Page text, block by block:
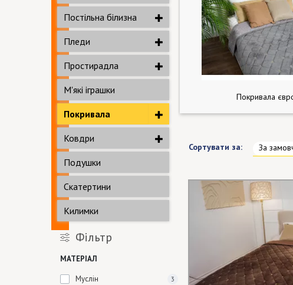
Постільна білизна
Пледи
Простирадла
М'які іграшки
Покривала
Ковдри
Подушки
Скатертини
Килимки
Фільтр
МАТЕРІАЛ
Муслін
3
Покривала
Сортувати за: За